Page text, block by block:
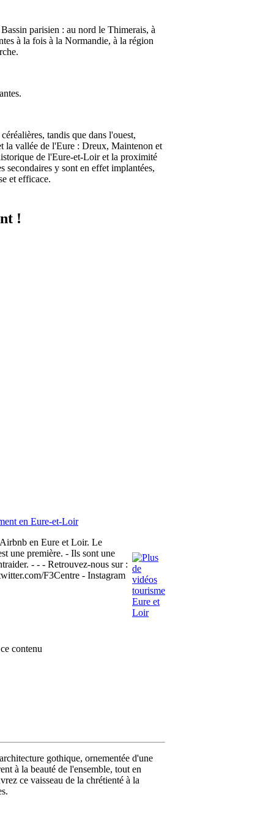
parisien : au nord le Thimerais, à
à la fois à la Normandie, à la région
tandis que dans l'ouest,
la vallée de l'Eure : Dreux, Maintenon et
de l'Eure-et-Loir et la proximité
secondaires y sont en effet implantées,
et efficace.
!
en Eure-et-Loir
en Eure et Loir. Le
une première. - Ils sont une
- - - Retrouvez-nous sur :
F3Centre - Instagram
contenu
gothique, ornementée d'une
à la beauté de l'ensemble, tout en
ce vaisseau de la chrétienté à la